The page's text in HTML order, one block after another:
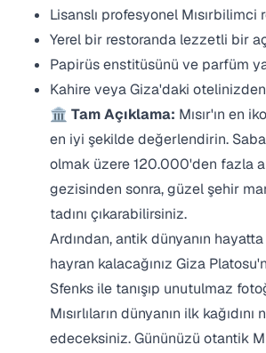
Lisanslı profesyonel
Yerel bir restoranda lezzetli bir
Papirüs enstitüsünü ve parfüm
Kahire veya Giza'daki
🏛️ Tam Açıklama: Mısır'ın en
en iyi şekilde değerlendirin.
olmak üzere 120.000'den fazla
gezisinden sonra, güzel şehir
tadını çıkarabilirsiniz.
Ardından, antik dünyanın
hayran kalacağınız Giza
Sfenks ile tanışıp unutulmaz
Mısırlıların dünyanın ilk
edeceksiniz. Gününüzü otantik